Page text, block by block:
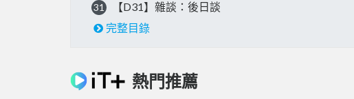
31
【D31】雜談：後日談
完整目錄
熱門推薦